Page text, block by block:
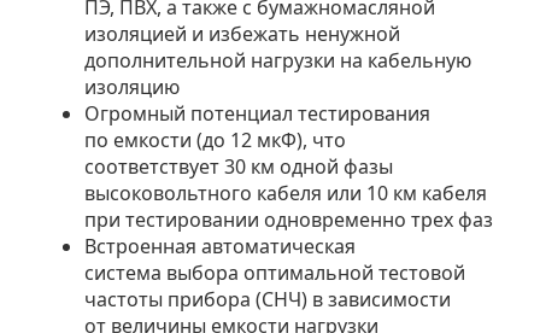
ПЭ, ПВХ, а также с бумажномасляной
изоляцией и избежать ненужной
дополнительной нагрузки на кабельную
изоляцию
Огромный потенциал тестирования
по емкости (до 12 мкФ), что
соответствует 30 км одной фазы
высоковольтного кабеля или 10 км кабеля
при тестировании одновременно трех фаз
Встроенная автоматическая
система выбора оптимальной тестовой
частоты прибора (СНЧ) в зависимости
от величины емкости нагрузки